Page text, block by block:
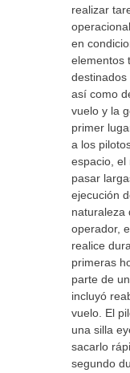
realizar
en
elementos
destinados
así como
vuelo y la
primer
a los
espacio, el
pasar
ejecución
naturaleza
operador,
realice
primeras
parte de
incluyó
vuelo. El
una silla
sacarlo
segundo